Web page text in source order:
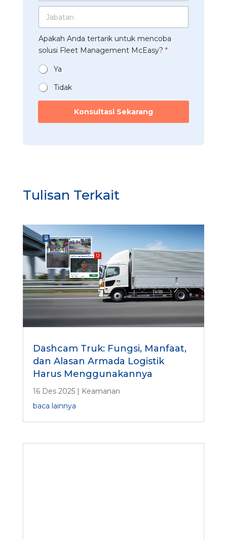
h
p
*
a
a
n
*
d
r
i
J
b
a
t
n
Apakah Anda tertarik untuk mencoba
solusi Fleet Management McEasy? *
Ya
Tidak
Konsultasi Sekarang
Tulisan Terkait
Dashcam Truk: Fungsi, Manfaat,
dan Alasan Armada Logistik
Harus Menggunakannya
16 Des 2025| Keamanan
baca lainnya